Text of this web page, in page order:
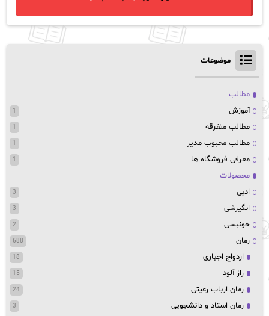
موضوعات
مطالب
آموزش
1
مطالب متفرقه 1
مطالب محبوب مدیر 1
معرفی فروشگاه ها 1
محصولات
ادبی
3
انگیزشی 3
خونبسی 2
رمان 688
ازدواج اجباری 18
راز آلود 15
رمان ارباب رعیتی 24
رمان استاد و دانشجویی 3